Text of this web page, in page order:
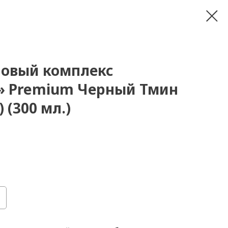
комплекс
Premium Черный Тмин
(300 мл.)